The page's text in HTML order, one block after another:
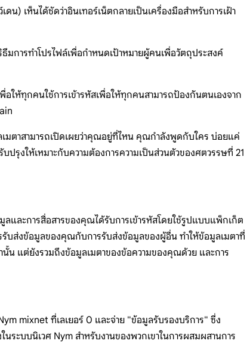
น) เห็นได้ชัดว่าอินเทอร์เน็ตกลายเป็นเครื่องมือสำหรับการเฝ้า
ธึมการทำโปรไฟล์เพื่อกำหนดเป้าหมายผู้คนเพื่อวัตถุประสงค์
อให้ทุกคนใช้การเข้ารหัสเพื่อให้ทุกคนสามารถป้องกันตนเองจาก
มตาสามารถเปิดเผยว่าคุณอยู่ที่ไหน คุณกำลังพูดกับใคร บ่อยแค่
รุงให้เหมาะกับความต้องการความเป็นส่วนตัวของศตวรรษที่ 21
และการสื่อสารของคุณได้รับการเข้ารหัสโดยใช้รูปแบบแพ็กเก็ต
ส่งข้อมูลของคุณกับการรับส่งข้อมูลของผู้อื่น ทำให้ข้อมูลเมตาที่
นั้น แต่ยังรวมถึงข้อมูลเมตาของข้อความของคุณด้วย และการ
mixnet ที่เลเยอร์ 0 และจ่าย "ข้อมูลรับรองบริการ" ซึ่ง
ระบบนิเวศ Nym สำหรับงานของพวกเขาในการผสมผสานการ